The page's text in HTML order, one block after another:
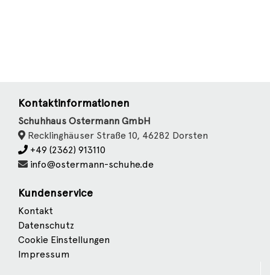
Kontaktinformationen
Schuhhaus Ostermann GmbH
Recklinghäuser Straße 10, 46282 Dorsten
+49 (2362) 913110
info@ostermann-schuhe.de
Kundenservice
Kontakt
Datenschutz
Cookie Einstellungen
Impressum